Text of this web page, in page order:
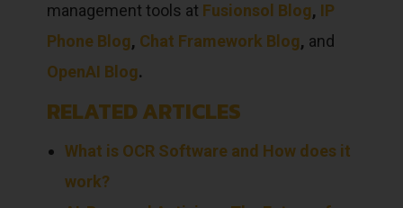
management tools at Fusionsol Blog, IP
Phone Blog, Chat Framework Blog, and
OpenAI Blog.
RELATED ARTICLES
What is OCR Software and How does it
work?